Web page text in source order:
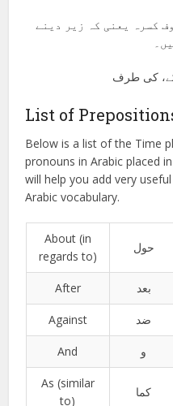
کسرہ یعنی کہ زیر دینے
کی طرف
List of
Below is a list of the Time
pronouns in Arabic placed
will help you add very
Arabic vocabulary.
About (in
regards to)
حول
After بعد
Against ضد
And و
As (similar
to)
كما